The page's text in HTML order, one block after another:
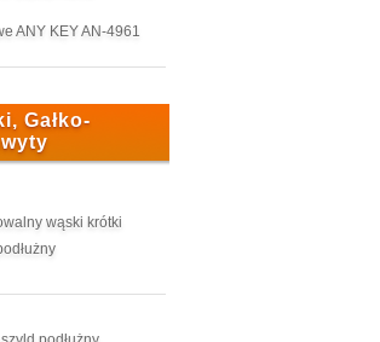
ANY KEY AN-4961
Gałko-
wąski krótki